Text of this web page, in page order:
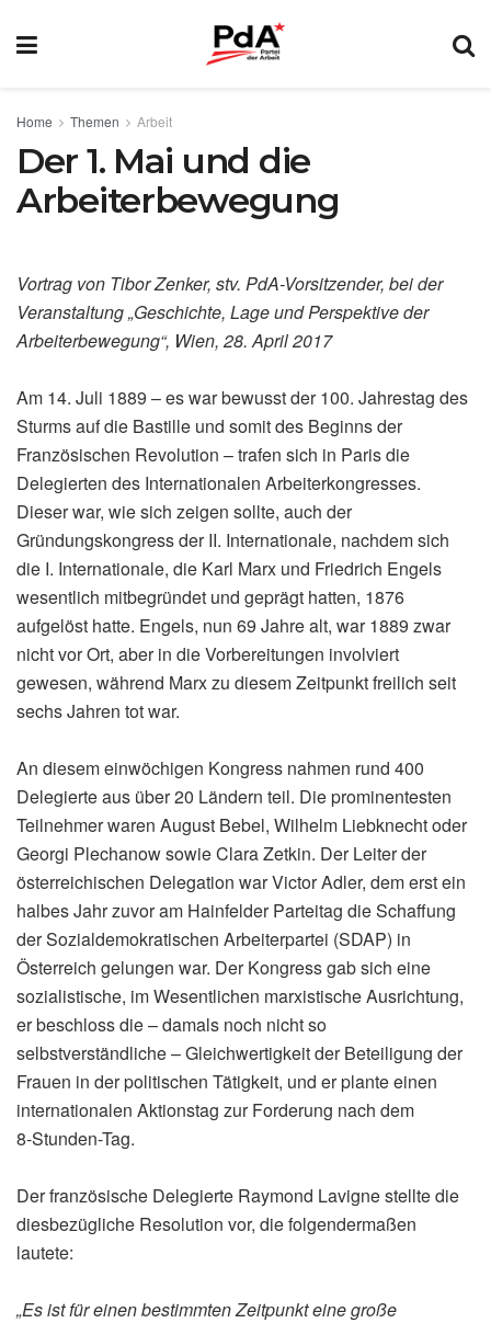
Home Themen Arbeit
Der 1. Mai und die
Arbeiterbewegung
Vortrag von Tibor Zenker, stv. PdA-Vorsitzender, bei der
Veranstaltung „Geschichte, Lage und Perspektive der
Arbeiterbewegung“, Wien, 28. April 2017
Am 14. Juli 1889 – es war bewusst der 100. Jahrestag des
Sturms auf die Bastille und somit des Beginns der
Französischen Revolution – trafen sich in Paris die
Delegierten des Internationalen Arbeiterkongresses.
Dieser war, wie sich zeigen sollte, auch der
Gründungskongress der II. Internationale, nachdem sich
die I. Internationale, die Karl Marx und Friedrich Engels
wesentlich mitbegründet und geprägt hatten, 1876
aufgelöst hatte. Engels, nun 69 Jahre alt, war 1889 zwar
nicht vor Ort, aber in die Vorbereitungen involviert
gewesen, während Marx zu diesem Zeitpunkt freilich seit
sechs Jahren tot war.
An diesem einwöchigen Kongress nahmen rund 400
Delegierte aus über 20 Ländern teil. Die prominentesten
Teilnehmer waren August Bebel, Wilhelm Liebknecht oder
Georgi Plechanow sowie Clara Zetkin. Der Leiter der
österreichischen Delegation war Victor Adler, dem erst ein
halbes Jahr zuvor am Hainfelder Parteitag die Schaffung
der Sozialdemokratischen Arbeiterpartei (SDAP) in
Österreich gelungen war. Der Kongress gab sich eine
sozialistische, im Wesentlichen marxistische Ausrichtung,
er beschloss die – damals noch nicht so
selbstverständliche – Gleichwertigkeit der Beteiligung der
Frauen in der politischen Tätigkeit, und er plante einen
internationalen Aktionstag zur Forderung nach dem
8‑Stunden-Tag.
Der französische Delegierte Raymond Lavigne stellte die
diesbezügliche Resolution vor, die folgendermaßen
lautete:
„Es ist für einen bestimmten Zeitpunkt eine große